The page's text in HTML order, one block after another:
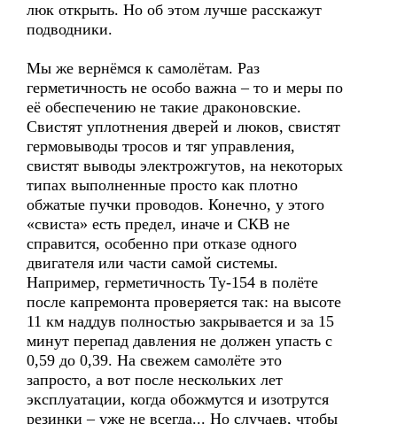
люк открыть. Но об этом лучше расскажут
подводники.
Мы же вернёмся к самолётам. Раз
герметичность не особо важна – то и меры по
её обеспечению не такие драконовские.
Свистят уплотнения дверей и люков, свистят
гермовыводы тросов и тяг управления,
свистят выводы электрожгутов, на некоторых
типах выполненные просто как плотно
обжатые пучки проводов. Конечно, у этого
«свиста» есть предел, иначе и СКВ не
справится, особенно при отказе одного
двигателя или части самой системы.
Например, герметичность Ту-154 в полёте
после капремонта проверяется так: на высоте
11 км наддув полностью закрывается и за 15
минут перепад давления не должен упасть с
0,59 до 0,39. На свежем самолёте это
запросто, а вот после нескольких лет
эксплуатации, когда обожмутся и изотрутся
резинки – уже не всегда... Но случаев, чтобы